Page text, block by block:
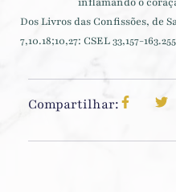
Dos Livros das Confissões, de
7,10.18;10,27: CSEL 33,157-
Compartilhar: